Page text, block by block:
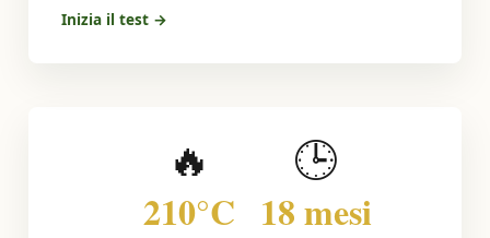
Inizia il test →
🔥
210°C
🕒
18 mesi